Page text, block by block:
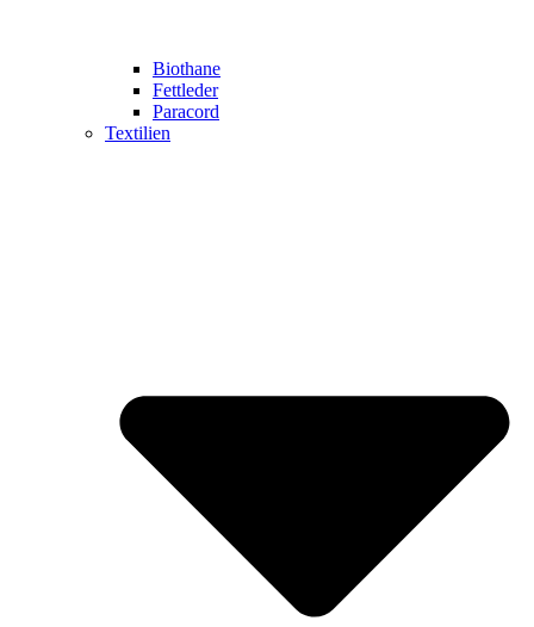
Biothane
Fettleder
Paracord
Textilien